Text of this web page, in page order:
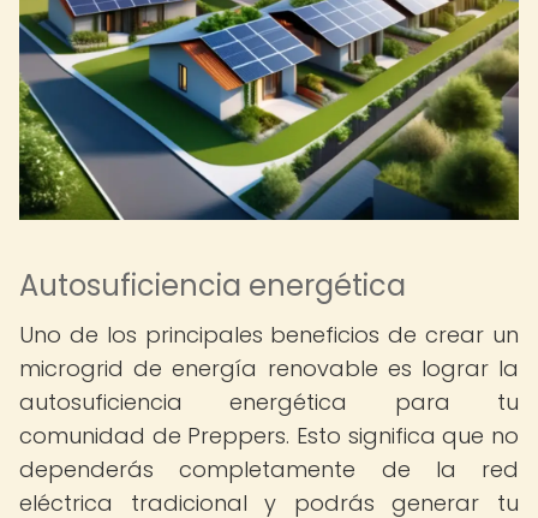
Autosuficiencia energética
Uno de los principales beneficios de crear un
microgrid de energía renovable es lograr la
autosuficiencia energética para tu
comunidad de Preppers. Esto significa que no
dependerás completamente de la red
eléctrica tradicional y podrás generar tu